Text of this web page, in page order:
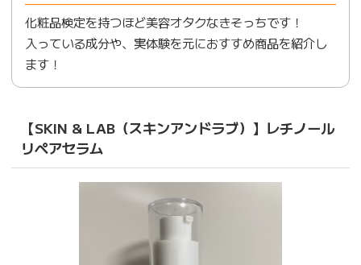
化粧品検定を持つほど美容オタクなきそっちです！
入っている成分や、実体験を元におすすめ商品を紹介し
ます！
【SKIN & LAB（スキンアンドラブ）】レチノール
リペアセラム